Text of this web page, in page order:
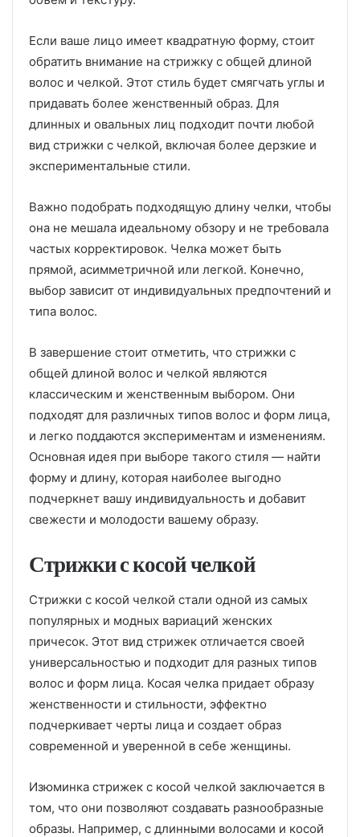
Если ваше лицо имеет квадратную форму, стоит
обратить внимание на стрижку с общей длиной
волос и челкой. Этот стиль будет смягчать углы и
придавать более женственный образ. Для
длинных и овальных лиц подходит почти любой
вид стрижки с челкой, включая более дерзкие и
экспериментальные стили.
Важно подобрать подходящую длину челки, чтобы
она не мешала идеальному обзору и не требовала
частых корректировок. Челка может быть
прямой, асимметричной или легкой. Конечно,
выбор зависит от индивидуальных предпочтений и
типа волос.
В завершение стоит отметить, что стрижки с
общей длиной волос и челкой являются
классическим и женственным выбором. Они
подходят для различных типов волос и форм лица,
и легко поддаются экспериментам и изменениям.
Основная идея при выборе такого стиля — найти
форму и длину, которая наиболее выгодно
подчеркнет вашу индивидуальность и добавит
свежести и молодости вашему образу.
Стрижки с косой челкой
Стрижки с косой челкой стали одной из самых
популярных и модных вариаций женских
причесок. Этот вид стрижек отличается своей
универсальностью и подходит для разных типов
волос и форм лица. Косая челка придает образу
женственности и стильности, эффектно
подчеркивает черты лица и создает образ
современной и уверенной в себе женщины.
Изюминка стрижек с косой челкой заключается в
том, что они позволяют создавать разнообразные
образы. Например, с длинными волосами и косой